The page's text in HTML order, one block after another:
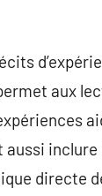
aux
directe